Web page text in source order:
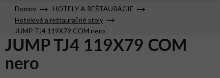
Domov
HOTELY A REŠTAURÁCIE
Hotelové a reštauračné stoly
JUMP TJ4 119X79 COM nero
JUMP TJ4 119X79 COM
nero